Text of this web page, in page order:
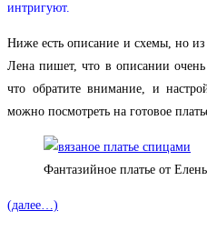
интригуют.
Ниже есть описание и схемы, но из
Лена пишет, что в описании
что обратите внимание, и
можно посмотреть на готовое
Фантазийное платье от
(далее…)